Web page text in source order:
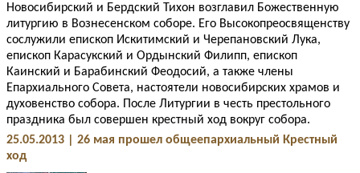
Новосибирский и Бердский Тихон возглавил Божественную
литургию в Вознесенском соборе. Его Высокопреосвященству
сослужили епископ Искитимский и Черепановский Лука,
епископ Карасукский и Ордынский Филипп, епископ
Каинский и Барабинский Феодосий, а также члены
Епархиального Совета, настоятели новосибирских храмов и
духовенство собора. После Литургии в честь престольного
праздника был совершен крестный ход вокруг собора.
25.05.2013 | 26 мая прошел общеепархиальный Крестный
ход